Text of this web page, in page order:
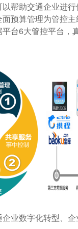
助交通企业进行
预算管理为管控
台6大管控平台，
数字化转型、企